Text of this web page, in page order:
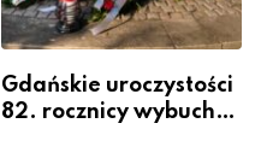
Gdańskie uroczystości
82. rocznicy wybuchu